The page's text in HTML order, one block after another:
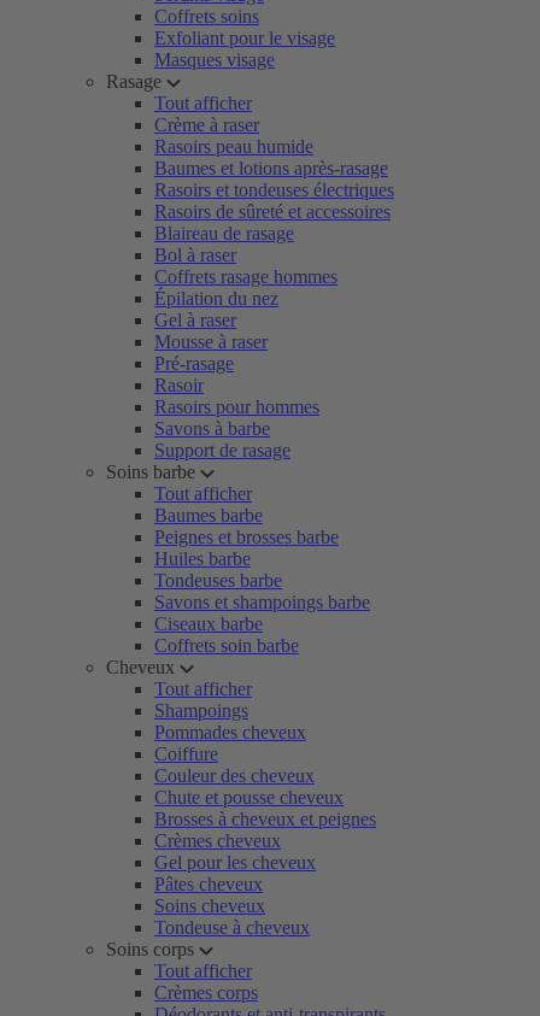
Coffrets soins
Exfoliant pour le visage
Masques visage
Rasage
Tout afficher
Crème à raser
Rasoirs peau humide
Baumes et lotions après-rasage
Rasoirs et tondeuses électriques
Rasoirs de sûreté et accessoires
Blaireau de rasage
Bol à raser
Coffrets rasage hommes
Épilation du nez
Gel à raser
Mousse à raser
Pré-rasage
Rasoir
Rasoirs pour hommes
Savons à barbe
Support de rasage
Soins barbe
Tout afficher
Baumes barbe
Peignes et brosses barbe
Huiles barbe
Tondeuses barbe
Savons et shampoings barbe
Ciseaux barbe
Coffrets soin barbe
Cheveux
Tout afficher
Shampoings
Pommades cheveux
Coiffure
Couleur des cheveux
Chute et pousse cheveux
Brosses à cheveux et peignes
Crèmes cheveux
Gel pour les cheveux
Pâtes cheveux
Soins cheveux
Tondeuse à cheveux
Soins corps
Tout afficher
Crèmes corps